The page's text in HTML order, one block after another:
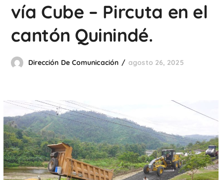
vía Cube – Pircuta en el
cantón Quinindé.
Dirección De Comunicación agosto 26, 2025